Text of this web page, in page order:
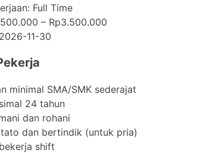
Full Time
– Rp3.500.000
2026-11-30
minimal SMA/SMK sederajat
24 tahun
dan rohani
dan bertindik (untuk pria)
shift